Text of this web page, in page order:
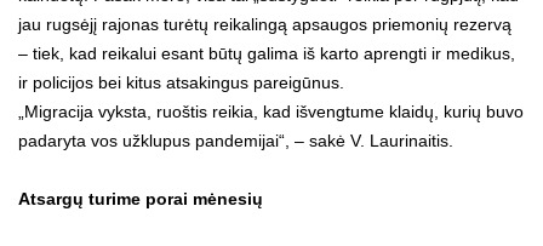
jau rugsėjį rajonas turėtų reikalingą apsaugos priemonių rezervą
– tiek, kad reikalui esant būtų galima iš karto aprengti ir medikus,
ir policijos bei kitus atsakingus pareigūnus.
„Migracija vyksta, ruoštis reikia, kad išvengtume klaidų, kurių buvo
padaryta vos užklupus pandemijai“, – sakė V. Laurinaitis.
Atsargų turime porai mėnesių